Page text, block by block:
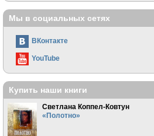
Мы в социальных сетях
ВКонтакте
YouTube
Купить наши книги
Светлана Коппел-Ковтун
«Полотно»